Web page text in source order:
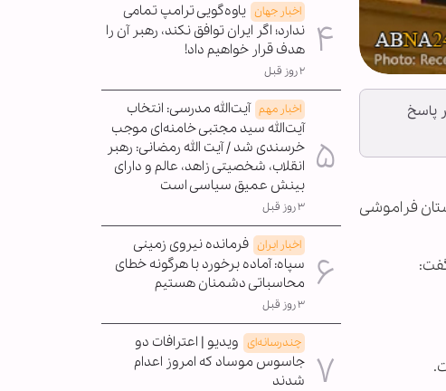
پاسخ
فراموشی
اخبار جهان یاوه‌گویی ترامپ تمامی
ندارد؛ اگر ایران توافق نکند، رهبر آن را
هدف قرار خواهیم داد!
۲ روز قبل
اخبار مهم آیت‌الله مدرسی: انتخاب
آیت‌الله سید مجتبی خامنه‌ای موجب
خرسندی شد / آیت الله رمضانی: رهبر
انقلاب، شخصیتی زاهد، عالم و دارای
بینش عمیق سیاسی است
۳ روز قبل
اخبار ایران فرمانده نیروی زمینی
سپاه: آماده برخورد با هرگونه خطای
محاسباتی دشمنان هستیم
۳ روز قبل
چندرسانه‌ای ویدیو | اعترافات دو
جاسوس موساد که امروز اعدام
شدند